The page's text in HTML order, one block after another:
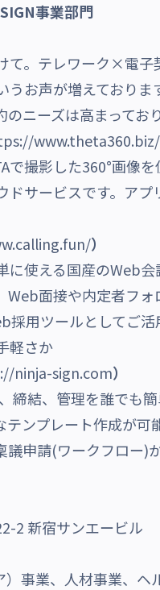
事業部門
。テレワーク×電
お声が増えておりま
ニーズは高まってお
www.theta360.biz/
で撮影した360°画像
サービスです。ア
）
使える国産のWeb
Web面接や内定者フ
採用ツールとしてご
が不要の手
ninja-sign.com）
締結、管理を誰でも
ンプレート作成が
申請(ワークフロー)
2 新宿サンエービル
事業、人材事業、ヘ